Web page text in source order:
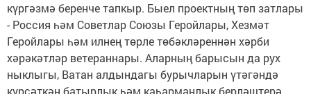
күргәзмә беренче тапкыр. Быел проектның төп затлары
- Россия һәм Советлар Союзы Геройлары, Хезмәт
Геройлары һәм илнең төрле төбәкләреннән хәрби
хәрәкәтләр ветераннары. Аларның барысын да рух
ныклыгы, Ватан алдындагы бурычларын үтәгәндә
күрсәткән батырлык һәм каһарманлык берләштерә.